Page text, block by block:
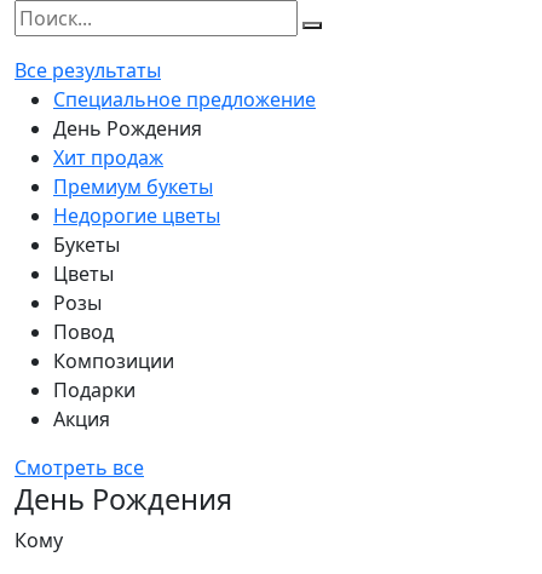
Все результаты
Специальное предложение
День Рождения
Хит продаж
Премиум букеты
Недорогие цветы
Букеты
Цветы
Розы
Повод
Композиции
Подарки
Акция
Смотреть все
День Рождения
Кому